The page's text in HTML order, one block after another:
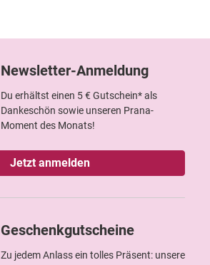
Newsletter-Anmeldung
Du erhältst einen 5 € Gutschein* als
Dankeschön sowie unseren Prana-
Moment des Monats!
Jetzt anmelden
Geschenkgutscheine
Zu jedem Anlass ein tolles Präsent: unsere